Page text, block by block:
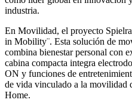
industria.
En Movilidad, el proyecto
in Mobility¨. Esta solución de
combina bienestar personal con
cabina compacta integra
ON y funciones de
de vida vinculado a la movilidad
Home.